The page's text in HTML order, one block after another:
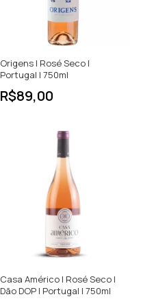
Origens | Rosé Seco |
Portugal | 750ml
R$89,00
Casa Américo | Rosé Seco |
Dão DOP | Portugal | 750ml